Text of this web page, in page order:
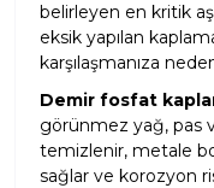
belirleyen en kritik
eksik yapılan
karşılaşmanıza
Demir fosfat
görünmez yağ, pas
temizlenir, metale
sağlar ve korozyon